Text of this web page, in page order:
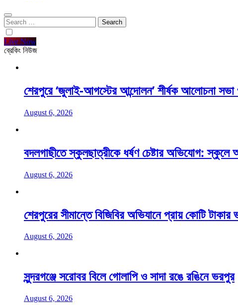
Search
for:
Live Now
ব্রেকিং নিউজ
শেরপুরে ‘জুলাই-আগস্টের আন্দোলন’ শীর্ষক আলোচনা সভা
August 6, 2026
বদলগাছীতে স্কুলছাত্রীকে ধর্ষণ চেষ্টার অভিযোগ:
August 6, 2026
শেরপুরের সীমান্তে বিজিবির অভিযানে প্রায় কোটি টাকার
August 6, 2026
সুন্দরগঞ্জে সরোবর বিলে গোলাপি ও সাদা রঙে রঙিনে ভরপুর
August 6, 2026